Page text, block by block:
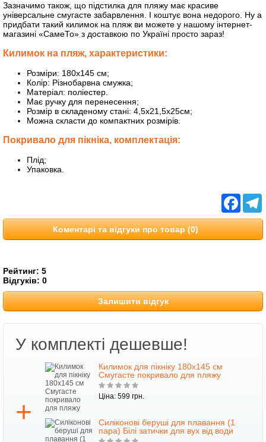
Зазначимо також, що підстилка для пляжу має красиве
універсальне смугасте забарвлення. І коштує вона недорого. Ну а
придбати такий килимок на пляж ви можете у нашому інтернет-
магазині «СамеТо» з доставкою по Україні просто зараз!
Килимок на пляж, характеристики:
Розміри: 180х145 см;
Колір: Різнобарвна смужка;
Матеріал: поліестер.
Має ручку для перенесення;
Розмір в складеному стані: 4,5х21,5х25см;
Можна скласти до компактних розмірів.
Покривало для пікніка, комплектація:
Плід;
Упаковка.
Коментарі та відгуки про товар (0)
Рейтинг: 5
Відгуків: 0
Залишити відгук
У комплекті дешевше!
Килимок для пікніку 180x145 см
Смугасте покривало для пляжу
Ціна: 599 грн.
Силіконові беруші для плавання (1
пара) Білі затички для вух від води